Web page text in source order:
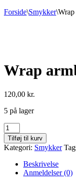
Forside\Smykker\Wrap
Wrap
120,00 kr.
5 på lager
Wrap
armbånd
med
rav
antal
Tilføj til kurv
Kategori: Smykker
Beskrivelse
Anmeldelser (0)